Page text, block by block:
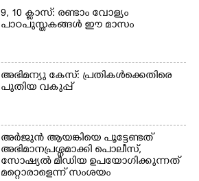
9, 10 ക്ലാസ്: രണ്ടാം വോള്യം
പാഠപുസ്തകങ്ങൾ ഈ മാസം
അഭിമന്യു കേസ്: പ്രതികൾക്കെതിരെ
പുതിയ വകുപ്പ്
അർജുൻ ആയങ്കിയെ പൂട്ടേണ്ടത്
അഭിമാനപ്രശ്നമാക്കി പൊലീസ്,
സാേഷ്യൽ മീഡിയ ഉപയോഗിക്കുന്നത്
മറ്റൊരാളെന്ന് സംശയം